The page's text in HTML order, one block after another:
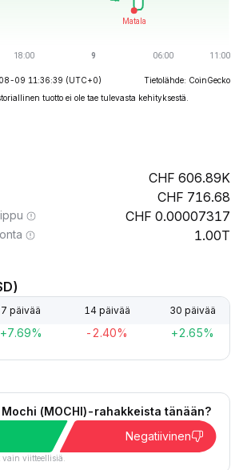
09 11:36:39 (UTC+0)
Tietolähde: CoinGecko
tuotto ei ole tae tulevasta kehityksestä.
606.89K
716.68
0.00007317
1.00T
7 päivää 14 päivää 30 päivää
+7.69% -2.40% +2.65%
(MOCHI)-rahakkeista tänään?
Negatiivinen
vain viitteellisiä.